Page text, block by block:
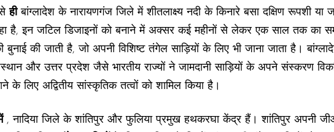
सेहीबांग्लादेश के नारायणगंज जिले में शीतलाक्ष्य नदी के किनारे बसा दक्षिण रूपशी या
है, इन जटिल डिजाइनों को बनाने में अक्सर कई महीनों से लेकर एक साल तक का
की जाती है, जो अपनी विशिष्ट तंगेल साड़ियों के लिए भी जाना जाता है।
और उत्तर प्रदेश जैसे भारतीय राज्यों ने जामदानी साड़ियों के अपने संस्करण
के लिए अद्वितीय सांस्कृतिक तत्वों को शामिल किया है।
, नादिया जिले के शांतिपुर और फुलिया प्रमुख हथकरघा केंद्र हैं। शांतिपुर अपनी